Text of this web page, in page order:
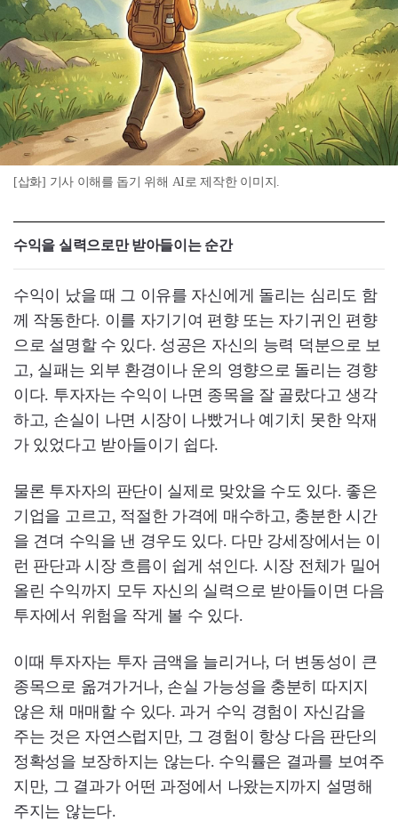
[삽화] 기사 이해를 돕기 위해 AI로 제작한 이미지.
수익을 실력으로만 받아들이는 순간
수익이 났을 때 그 이유를 자신에게 돌리는 심리도 함
께 작동한다. 이를 자기기여 편향 또는 자기귀인 편향
으로 설명할 수 있다. 성공은 자신의 능력 덕분으로 보
고, 실패는 외부 환경이나 운의 영향으로 돌리는 경향
이다. 투자자는 수익이 나면 종목을 잘 골랐다고 생각
하고, 손실이 나면 시장이 나빴거나 예기치 못한 악재
가 있었다고 받아들이기 쉽다.
물론 투자자의 판단이 실제로 맞았을 수도 있다. 좋은
기업을 고르고, 적절한 가격에 매수하고, 충분한 시간
을 견뎌 수익을 낸 경우도 있다. 다만 강세장에서는 이
런 판단과 시장 흐름이 쉽게 섞인다. 시장 전체가 밀어
올린 수익까지 모두 자신의 실력으로 받아들이면 다음
투자에서 위험을 작게 볼 수 있다.
이때 투자자는 투자 금액을 늘리거나, 더 변동성이 큰
종목으로 옮겨가거나, 손실 가능성을 충분히 따지지
않은 채 매매할 수 있다. 과거 수익 경험이 자신감을
주는 것은 자연스럽지만, 그 경험이 항상 다음 판단의
정확성을 보장하지는 않는다. 수익률은 결과를 보여주
지만, 그 결과가 어떤 과정에서 나왔는지까지 설명해
주지는 않는다.